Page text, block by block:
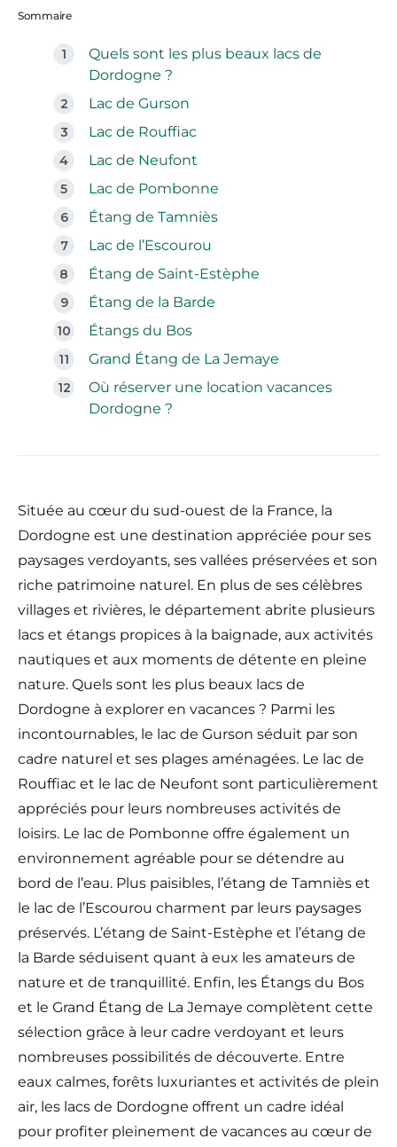
Sommaire
Quels sont les plus beaux lacs de
Dordogne ?
Lac de Gurson
Lac de Rouffiac
Lac de Neufont
Lac de Pombonne
Étang de Tamniès
Lac de l’Escourou
Étang de Saint-Estèphe
Étang de la Barde
Étangs du Bos
Grand Étang de La Jemaye
Où réserver une location vacances
Dordogne ?
Située au cœur du sud-ouest de la France, la
Dordogne est une destination appréciée pour ses
paysages verdoyants, ses vallées préservées et son
riche patrimoine naturel. En plus de ses célèbres
villages et rivières, le département abrite plusieurs
lacs et étangs propices à la baignade, aux activités
nautiques et aux moments de détente en pleine
nature. Quels sont les plus beaux lacs de
Dordogne à explorer en vacances ? Parmi les
incontournables, le lac de Gurson séduit par son
cadre naturel et ses plages aménagées. Le lac de
Rouffiac et le lac de Neufont sont particulièrement
appréciés pour leurs nombreuses activités de
loisirs. Le lac de Pombonne offre également un
environnement agréable pour se détendre au
bord de l’eau. Plus paisibles, l’étang de Tamniès et
le lac de l’Escourou charment par leurs paysages
préservés. L’étang de Saint-Estèphe et l’étang de
la Barde séduisent quant à eux les amateurs de
nature et de tranquillité. Enfin, les Étangs du Bos
et le Grand Étang de La Jemaye complètent cette
sélection grâce à leur cadre verdoyant et leurs
nombreuses possibilités de découverte. Entre
eaux calmes, forêts luxuriantes et activités de plein
air, les lacs de Dordogne offrent un cadre idéal
pour profiter pleinement de vacances au cœur de